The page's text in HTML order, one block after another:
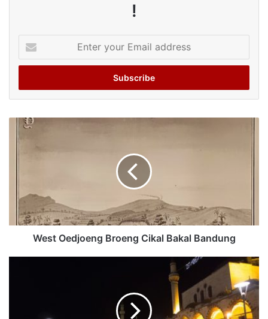
!
your
Email
West Oedjoeng Broeng Cikal Bakal Bandung